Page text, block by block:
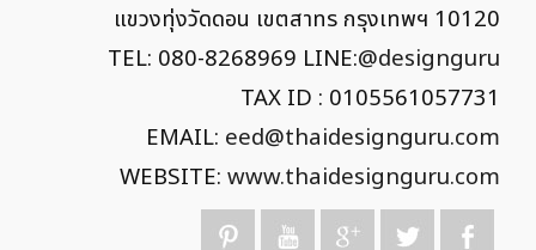
แขวงทุ่งวัดดอน เขตสาทร กรุงเทพฯ 10120
TEL: 080-8268969 LINE:@designguru
TAX ID : 0105561057731
EMAIL: eed@thaidesignguru.com
WEBSITE: www.thaidesignguru.com